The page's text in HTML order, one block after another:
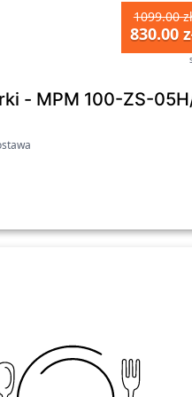
SK-16/D
1099.00 zł
830.00
- MPM 100-ZS-05H/